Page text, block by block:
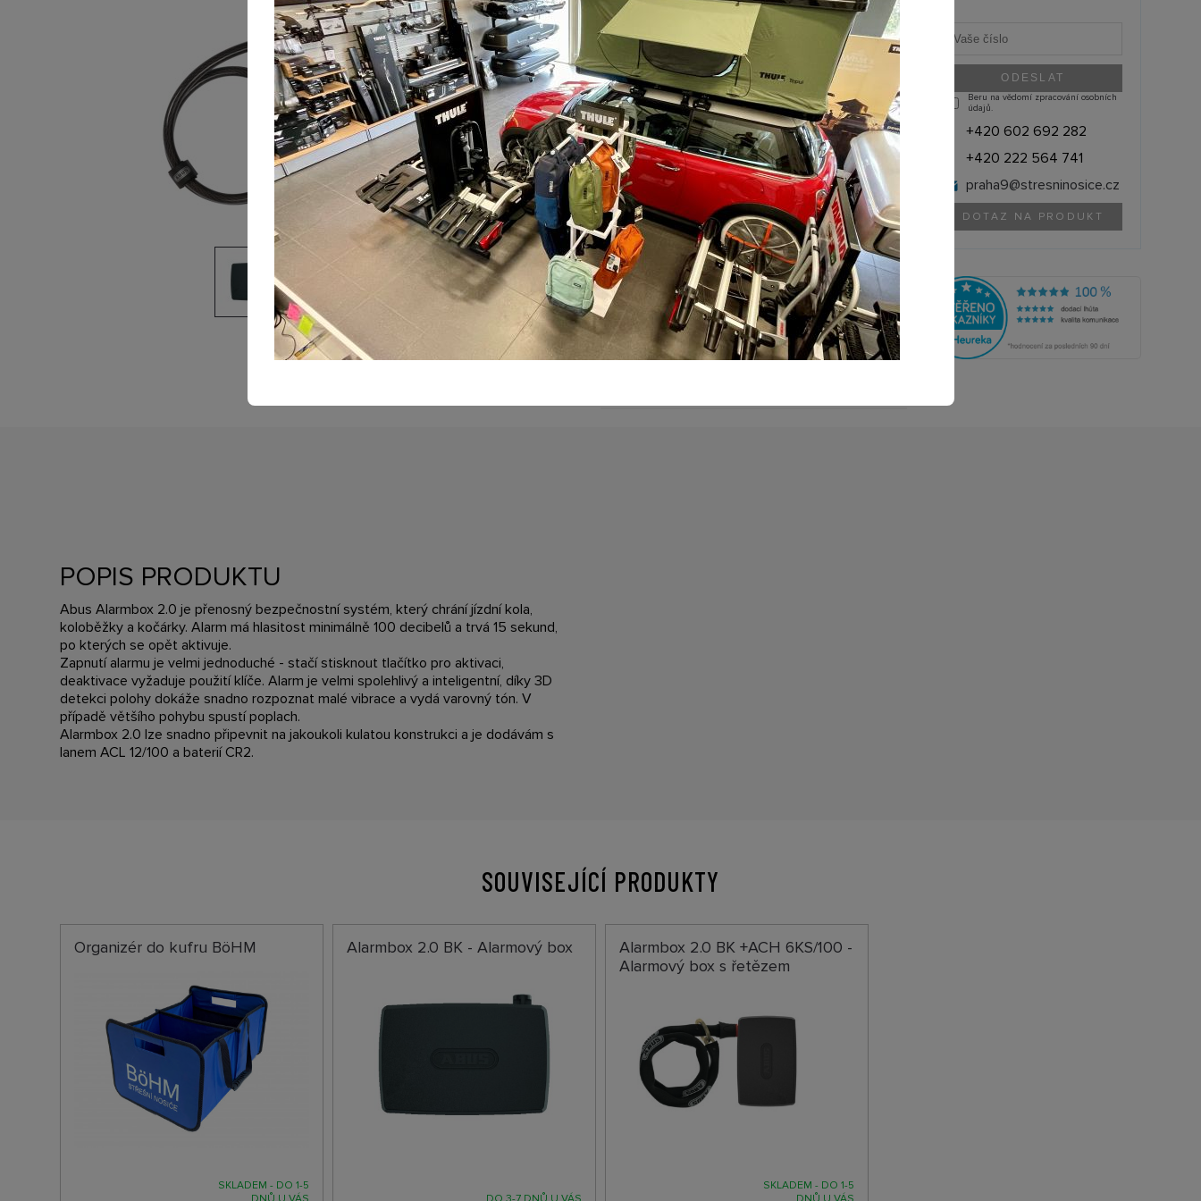
SKLADEM - DO 1-5 DNŮ U VÁS
– +
Beru na vědomí zpracování osobních
údajů.
+420 602 692 282
+420 222 564 741
praha9@stresninosice.cz
DOTAZ NA PRODUKT
Výrobce: ABUS (Německo)
Kód produktu: 61489
POPIS PRODUKTU
Abus Alarmbox 2.0 je přenosný bezpečnostní systém, který chrání jízdní kola,
koloběžky a kočárky. Alarm má hlasitost minimálně 100 decibelů a trvá 15 sekund,
po kterých se opět aktivuje.
Zapnutí alarmu je velmi jednoduché - stačí stisknout tlačítko pro aktivaci,
deaktivace vyžaduje použití klíče. Alarm je velmi spolehlivý a inteligentní, díky 3D
detekci polohy dokáže snadno rozpoznat malé vibrace a vydá varovný tón. V
případě většího pohybu spustí poplach.
Alarmbox 2.0 lze snadno připevnit na jakoukoli kulatou konstrukci a je dodávám s
lanem ACL 12/100 a baterií CR2.
SOUVISEJÍCÍ PRODUKTY
Organizér do kufru BöHM
SKLADEM - DO 1-5
Alarmbox 2.0 BK - Alarmový box
Alarmbox 2.0 BK +ACH 6KS/100 -
Alarmový box s řetězem
SKLADEM - DO 1-5